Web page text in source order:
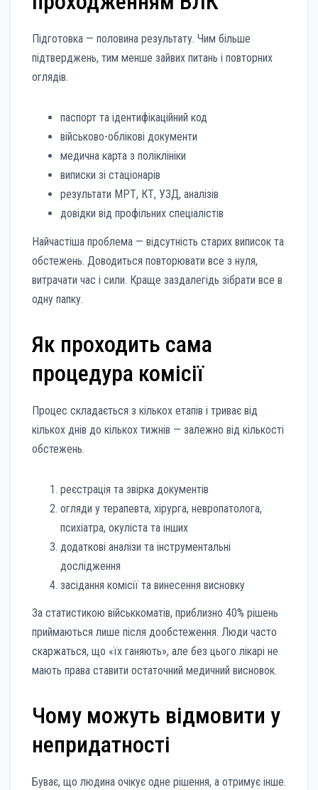
Підготовка — половина результату. Чим більше
підтверджень, тим менше зайвих питань і повторних
оглядів.
паспорт та ідентифікаційний код
військово-облікові документи
медична карта з поліклініки
виписки зі стаціонарів
результати МРТ, КТ, УЗД, аналізів
довідки від профільних спеціалістів
Найчастіша проблема — відсутність старих виписок та
обстежень. Доводиться повторювати все з нуля,
витрачати час і сили. Краще заздалегідь зібрати все в
одну папку.
Як проходить сама
процедура комісії
Процес складається з кількох етапів і триває від
кількох днів до кількох тижнів — залежно від кількості
обстежень.
реєстрація та звірка документів
огляди у терапевта, хірурга, невропатолога,
психіатра, окуліста та інших
додаткові аналізи та інструментальні
дослідження
засідання комісії та винесення висновку
За статистикою військкоматів, приблизно 40% рішень
приймаються лише після дообстеження. Люди часто
скаржаться, що «їх ганяють», але без цього лікарі не
мають права ставити остаточний медичний висновок.
Чому можуть відмовити у
непридатності
Буває, що людина очікує одне рішення, а отримує інше.